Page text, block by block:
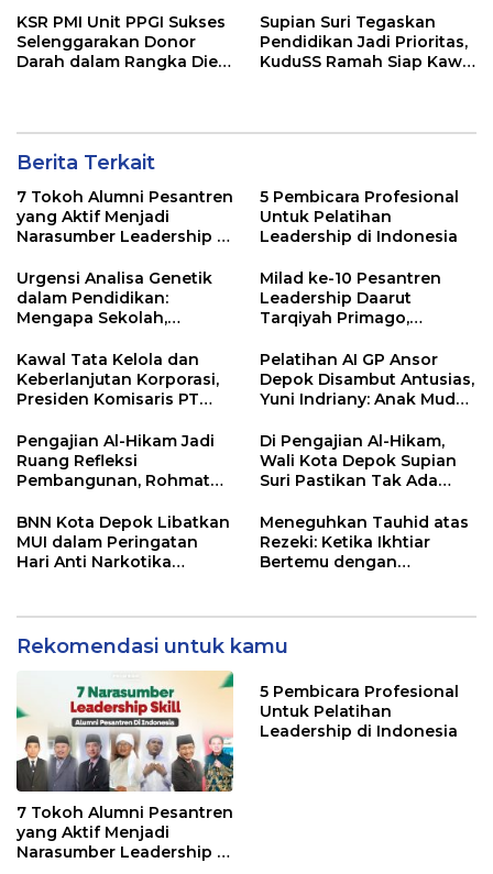
Pencegahan Dimulai dari
Keluarga
KSR PMI Unit PPGI Sukses
Selenggarakan Donor
Darah dalam Rangka Dies
Supian Suri Tegaskan
Pendidikan Jadi Prioritas,
KuduSS Ramah Siap Kawal
Berita Terkait
7 Tokoh Alumni Pesantren
yang Aktif Menjadi
Narasumber Leadership di
5 Pembicara Profesional
Untuk Pelatihan
Leadership di Indonesia
Urgensi Analisa Genetik
dalam Pendidikan:
Mengapa Sekolah,
Tinggi Perlu
Menggunakan
PRIMAGEN.id
Milad ke-10 Pesantren
Leadership Daarut
Tarqiyah Primago,
Ingatkan Spirit Tebar
Manfaat Tanpa Batas
Kawal Tata Kelola dan
Keberlanjutan Korporasi,
Presiden Komisaris PT
Langkah Menuju Pasar
Global
Pelatihan AI GP Ansor
Depok Disambut Antusias,
Yuni Indriany: Anak Muda
Teknologi
Pengajian Al-Hikam Jadi
Ruang Refleksi
Pembangunan, Rohmat
Secara Utuh
Di Pengajian Al-Hikam,
Wali Kota Depok Supian
Suri Pastikan Tak Ada
BNN Kota Depok Libatkan
MUI dalam Peringatan
Hari Anti Narkotika
Pencegahan Dimulai dari
Keluarga
Meneguhkan Tauhid atas
Rezeki: Ketika Ikhtiar
Bertemu dengan
Rekomendasi untuk kamu
7 Tokoh Alumni Pesantren
yang Aktif Menjadi
Narasumber Leadership di
5 Pembicara Profesional
Untuk Pelatihan
Leadership di Indonesia